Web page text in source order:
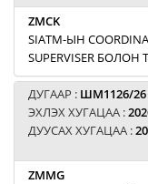
ZMCK
SIATM-ЫН
SUPERVISER
ДУГААР : ШМ1126/26
ЭХЛЭХ ХУГАЦАА :
ДУУСАХ ХУГАЦАА :
ZMMG